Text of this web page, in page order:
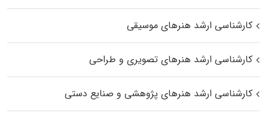
کارشناسی ارشد هنرهای موسیقی
کارشناسی ارشد هنرهای تصویری و طراحی
کارشناسی ارشد هنرهای پژوهشی و صنایع دستی